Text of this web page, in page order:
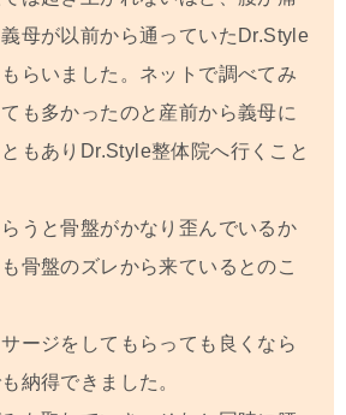
母が以前から通っていたDr.Style
らいました。ネットで調べてみ
も多かったのと産前から義母に
もありDr.Style整体院へ行くこと
うと骨盤がかなり歪んでいるか
骨盤のズレから来ているとのこ
ージをしてもらっても良くなら
納得できました。